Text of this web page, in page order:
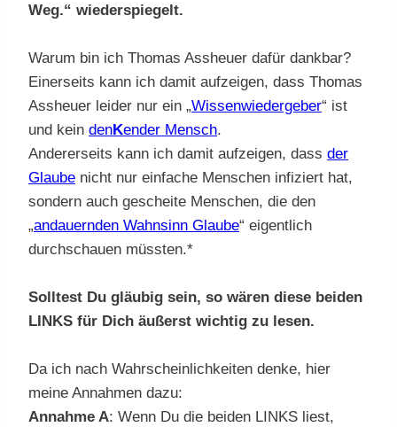
Weg.“ wiederspiegelt.
Warum bin ich Thomas Assheuer dafür dankbar?
Einerseits kann ich damit aufzeigen, dass Thomas
Assheuer leider nur ein „Wissenwiedergeber“ ist
und kein denKender Mensch.
Andererseits kann ich damit aufzeigen, dass der
Glaube nicht nur einfache Menschen infiziert hat,
sondern auch gescheite Menschen, die den
„andauernden Wahnsinn Glaube“ eigentlich
durchschauen müssten.*
Solltest Du gläubig sein, so wären diese beiden
LINKS für Dich äußerst wichtig zu lesen.
Da ich nach Wahrscheinlichkeiten denke, hier
meine Annahmen dazu:
Annahme A: Wenn Du die beiden LINKS liest,